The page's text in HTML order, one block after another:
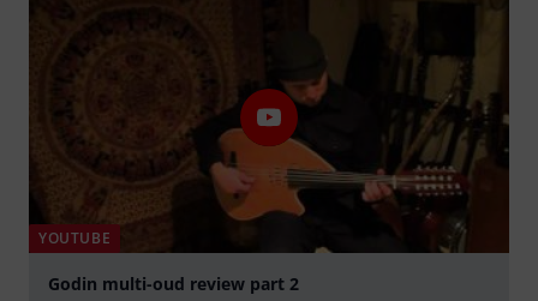
YOUTUBE
Godin multi-oud review part 2